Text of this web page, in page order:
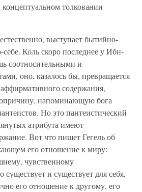
толковании
выступает бытийно-
Коль скоро последнее у Ибн-
соотносительными и
оно, казалось бы, превращается
содержания,
напоминающую бога
Но это пантеистический
атрибута имеют
Вот что пишет Гегель об
его отношение к миру:
чувственному
существует и существует для себя,
его отношение к другому, его